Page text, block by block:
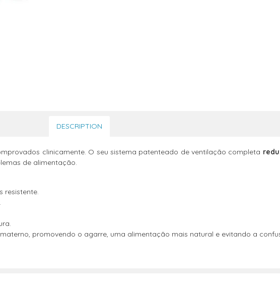
DESCRIPTION
clinicamente. O seu sistema patenteado de ventilação completa
de alimentação.
resistente.
promovendo o agarre, uma alimentação mais natural e evitando a